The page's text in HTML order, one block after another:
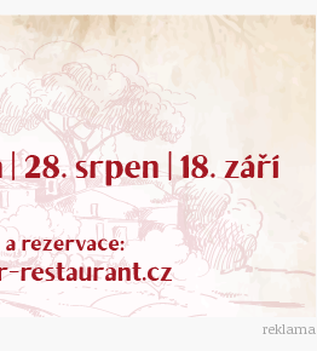
reklama